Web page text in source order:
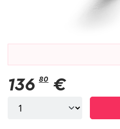
136 80 €